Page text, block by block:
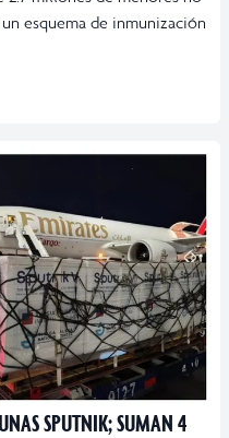
esquema de inmunización
SPUTNIK; SUMAN 4